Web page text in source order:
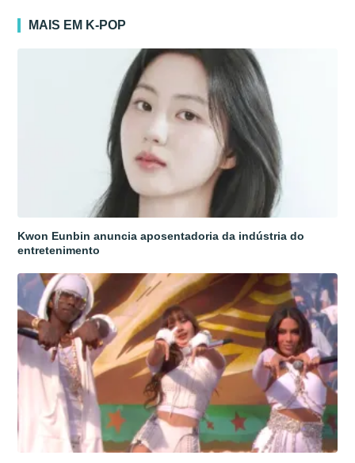
MAIS EM K-POP
Kwon Eunbin anuncia aposentadoria da indústria do
entretenimento